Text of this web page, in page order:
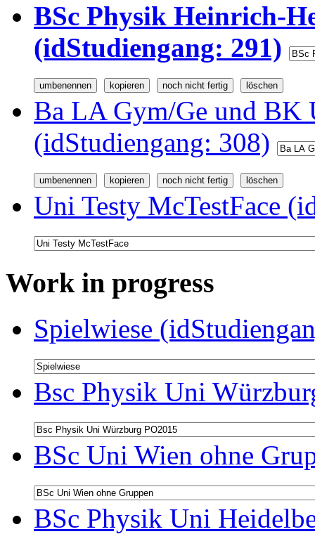
BSc Physik Heinrich-
(idStudiengang: 291)
Ba LA Gym/Ge und BK
(idStudiengang: 308)
Uni Testy McTestFace
Work in progress
Spielwiese
Bsc Physik Uni
BSc Uni Wien ohne
BSc Physik Uni